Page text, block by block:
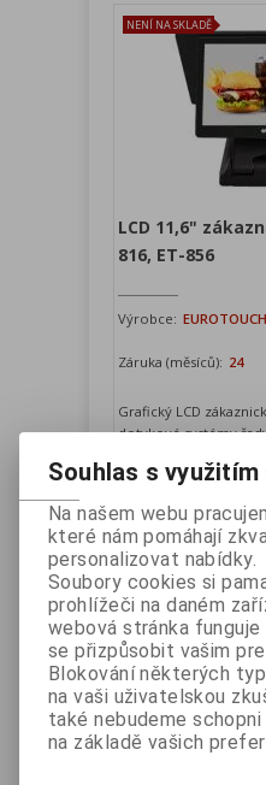
NENÍ NA SKLADĚ
LCD 11,6"
816, ET-856
Výrobce: EUROTOUCH
Záruka (měsíců): 24
Grafický LCD
dotykové systémy
Vaše
Vaše
Souhlas s
Na našem webu
které nám pomáhají
personalizovat nabídky.
Soubory cookies si
prohlížeči na daném
webová stránka
se přizpůsobit vašim
Blokování některých
na vaši uživatelskou
také nebudeme
na základě vašich